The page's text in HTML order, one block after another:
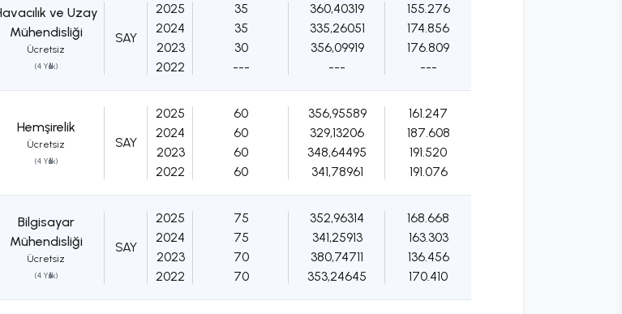
ve Uzay
Mühendisliği
Ücretsiz
(4 Yıllık)
SAY
2025
2024
2023
2022
35
35
30
---
360,40319
335,26051
356,09919
---
155.276
174.856
176.809
---
Hemşirelik
Ücretsiz
(4 Yıllık)
SAY
2025
2024
2023
2022
60
60
60
60
356,95589
329,13206
348,64495
341,78961
161.247
187.608
191.520
191.076
Bilgisayar
Mühendisliği
Ücretsiz
(4 Yıllık)
SAY
2025
2024
2023
2022
75
75
70
70
352,96314
341,25913
380,74711
353,24645
168.668
163.303
136.456
170.410